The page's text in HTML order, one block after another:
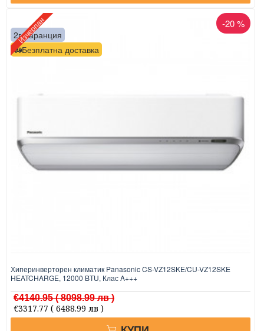
Безплатна доставка
2г. гаранция
-20 %
Изчерпан
Хиперинверторен климатик Panasonic CS-VZ12SKE/CU-VZ12SKE
HEATCHARGE, 12000 BTU, Клас A+++
€4140.95( 8098.99 лв )
€3317.77 ( 6488.99 лв )